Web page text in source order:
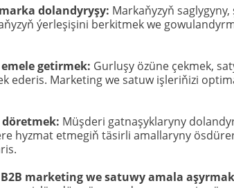
dolandyryşy: Markaňyzyň
ýerleşişini berkitmek we
getirmek: Gurluşy özüne çekmek,
ederis. Marketing we satuw işleriňizi
Müşderi gatnaşyklaryny
hyzmat etmegiň täsirli amallaryny
marketing we satuwy amala